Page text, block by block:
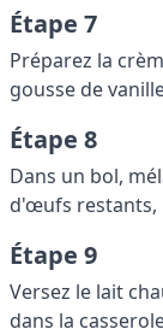
Étape 7
Préparez la
gousse de
Étape 8
Dans un bol,
d'œufs restants,
Étape 9
Versez le lait
dans la